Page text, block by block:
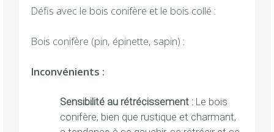
Défis avec le bois conifère et le bois collé :
Bois conifère (pin, épinette, sapin) :
Inconvénients :
Sensibilité au rétrécissement :Le bois
conifère, bien que rustique et charmant,